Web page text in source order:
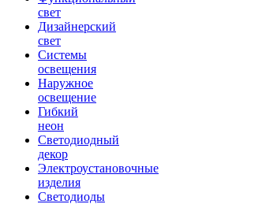
свет
Дизайнерский
свет
Системы
освещения
Наружное
освещение
Гибкий
неон
Светодиодный
декор
Электроустановочные
изделия
Светодиоды